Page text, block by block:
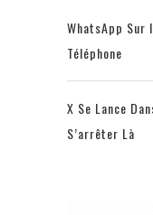
WhatsApp Sur
Téléphone
X Se Lance
S’arrêter Là